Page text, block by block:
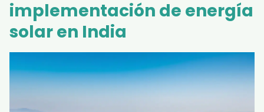
implementación de energía
solar en India